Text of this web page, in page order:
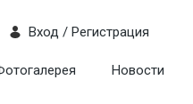
Новости
Вход / Регистрация